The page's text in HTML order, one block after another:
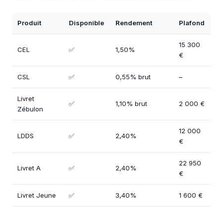
Produit Disponible Rendement Plafond
CEL ✅ 1,50%
15 300
€
CSL ✅ 0,55% brut –
Livret
Zébulon
✅ 1,10% brut 2 000 €
LDDS ✅ 2,40%
12 000
€
Livret A ✅ 2,40%
22 950
€
Livret Jeune ✅ 3,40% 1 600 €